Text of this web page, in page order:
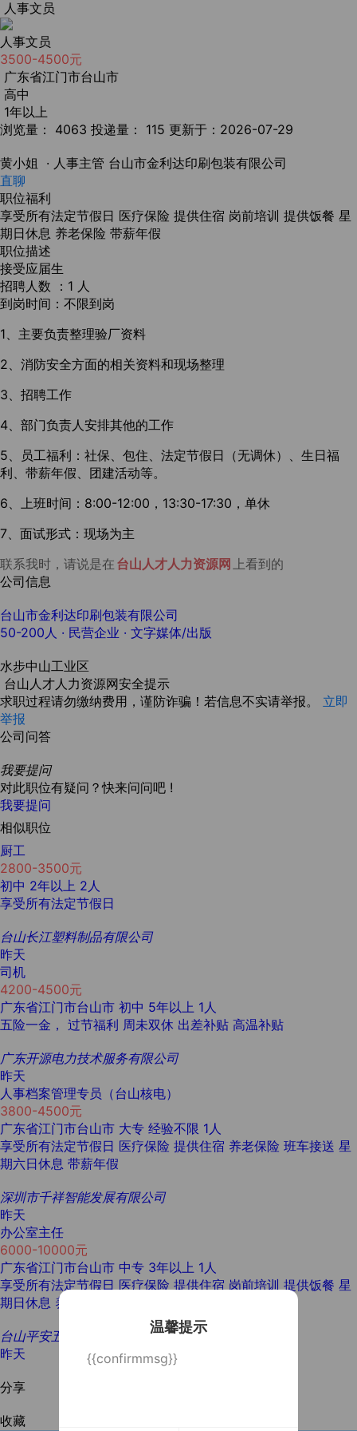
人事文员
人事文员
3500-4500元
广东省江门市台山市
高中
1年以上
浏览量： 4063 投递量： 115 更新于：2026-07-29
黄小姐 · 人事主管 台山市金利达印刷包装有限公司
直聊
职位福利
享受所有法定节假日 医疗保险 提供住宿 岗前培训 提供饭餐 星
期日休息 养老保险 带薪年假
职位描述
接受应届生
招聘人数 ：1 人
到岗时间：不限到岗
1、主要负责整理验厂资料
2、消防安全方面的相关资料和现场整理
3、招聘工作
4、部门负责人安排其他的工作
5、员工福利：社保、包住、法定节假日（无调休）、生日福
利、带薪年假、团建活动等。
6、上班时间：8:00-12:00，13:30-17:30，单休
7、面试形式：现场为主
联系我时，请说是在 台山人才人力资源网 上看到的
公司信息
台山市金利达印刷包装有限公司
50-200人 · 民营企业 · 文字媒体/出版
水步中山工业区
台山人才人力资源网安全提示
求职过程请勿缴纳费用，谨防诈骗！若信息不实请举报。 立即
举报
公司问答
我要提问
对此职位有疑问？快来问问吧 !
我要提问
相似职位
厨工
2800-3500元
初中 2年以上 2人
享受所有法定节假日
台山长江塑料制品有限公司
昨天
司机
4200-4500元
广东省江门市台山市 初中 5年以上 1人
五险一金， 过节福利 周未双休 出差补贴 高温补贴
广东开源电力技术服务有限公司
昨天
人事档案管理专员（台山核电）
3800-4500元
广东省江门市台山市 大专 经验不限 1人
享受所有法定节假日 医疗保险 提供住宿 养老保险 班车接送 星
期六日休息 带薪年假
深圳市千祥智能发展有限公司
昨天
办公室主任
6000-10000元
广东省江门市台山市 中专 3年以上 1人
享受所有法定节假日 医疗保险 提供住宿 岗前培训 提供饭餐 星
期日休息 养老保险
台山平安五金制品有限公司
昨天
分享
收藏
温馨提示
{{confirmmsg}}